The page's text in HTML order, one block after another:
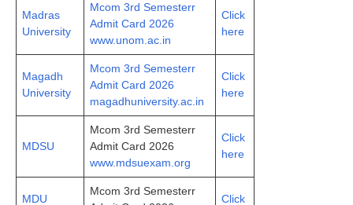
Madras
University
Mcom 3rd Semesterr
Admit Card 2026
www.unom.ac.in
Click
here
Magadh
University
Mcom 3rd Semesterr
Admit Card 2026
magadhuniversity.ac.in
Click
here
MDSU
Mcom 3rd Semesterr
Admit Card 2026
www.mdsuexam.org
Click
here
MDU
Mcom 3rd Semesterr
Click